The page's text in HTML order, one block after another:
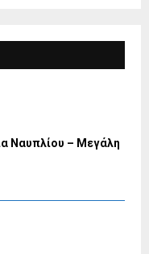
Ναυπλίου – Μεγάλη